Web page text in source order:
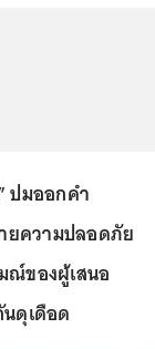
ปมออกคำ
ยความปลอดภัย
ณ์ของผู้เสนอ
ดุเดือด